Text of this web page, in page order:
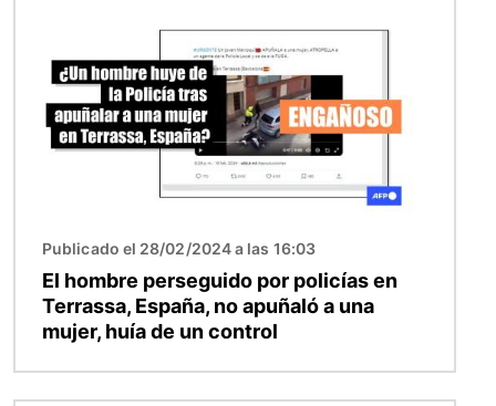
Publicado el 28/02/2024 a las 16:03
El hombre perseguido por policías en
Terrassa, España, no apuñaló a una
mujer, huía de un control